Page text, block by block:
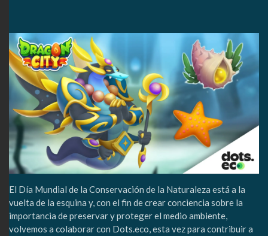
El Día Mundial de la Conservación de la Naturaleza está a la
vuelta de la esquina y, con el fin de crear conciencia sobre la
importancia de preservar y proteger el medio ambiente,
volvemos a colaborar con Dots.eco, esta vez para contribuir a